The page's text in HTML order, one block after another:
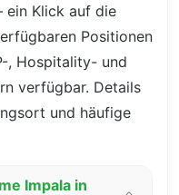
Klick auf die
Positionen
, Hospitality- und
verfügbar. Details
und häufige
Impala in